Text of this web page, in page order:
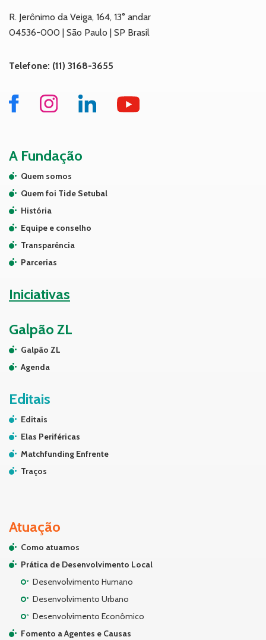
R. Jerônimo da Veiga, 164, 13° andar
04536-000 | São Paulo | SP Brasil
Telefone: (11) 3168-3655
A Fundação
Quem somos
Quem foi Tide Setubal
História
Equipe e conselho
Transparência
Parcerias
Iniciativas
Galpão ZL
Galpão ZL
Agenda
Editais
Editais
Elas Periféricas
Matchfunding Enfrente
Traços
Atuação
Como atuamos
Prática de Desenvolvimento Local
Desenvolvimento Humano
Desenvolvimento Urbano
Desenvolvimento Econômico
Fomento a Agentes e Causas